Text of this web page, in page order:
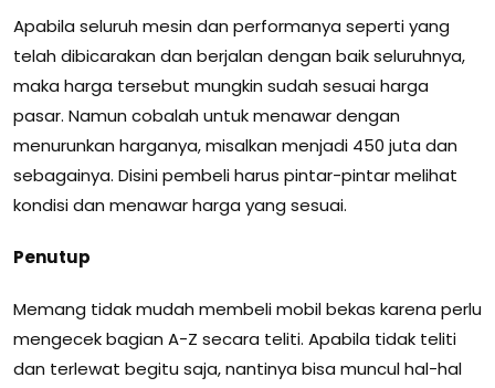
Apabila seluruh mesin dan performanya seperti yang
telah dibicarakan dan berjalan dengan baik seluruhnya,
maka harga tersebut mungkin sudah sesuai harga
pasar. Namun cobalah untuk menawar dengan
menurunkan harganya, misalkan menjadi 450 juta dan
sebagainya. Disini pembeli harus pintar-pintar melihat
kondisi dan menawar harga yang sesuai.
Penutup
Memang tidak mudah membeli mobil bekas karena perlu
mengecek bagian A-Z secara teliti. Apabila tidak teliti
dan terlewat begitu saja, nantinya bisa muncul hal-hal